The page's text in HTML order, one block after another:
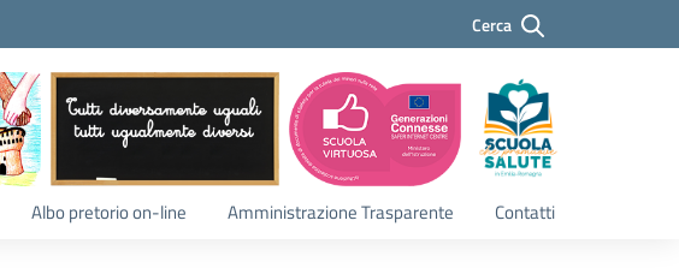
Cerca
Cerca
Albo pretorio on-line Amministrazione Trasparente Contatti